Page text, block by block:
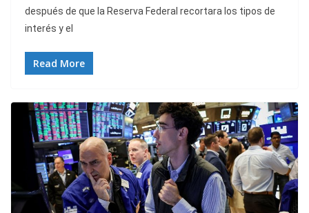
después de que la Reserva Federal recortara los tipos de
interés y el
Read More